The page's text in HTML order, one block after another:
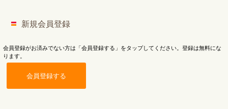
新規会員登録
会員登録がお済みでない方は「会員登録する」をタップしてください。登録は無料にな
ります。
会員登録する